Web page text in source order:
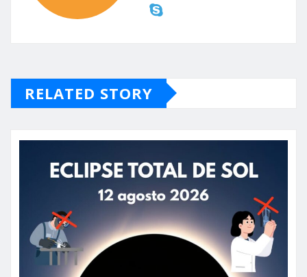
RELATED STORY